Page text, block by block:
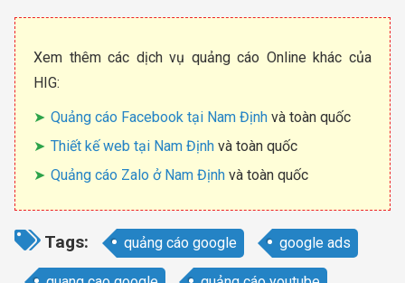
Xem thêm các dịch vụ quảng cáo Online khác của
HIG:
Quảng cáo Facebook tại Nam Định và toàn quốc
Thiết kế web tại Nam Định và toàn quốc
Quảng cáo Zalo ở Nam Định và toàn quốc
Tags: quảng cáo google google ads